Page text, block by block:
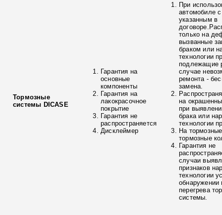
Тормозные
системы DICASE
Гарантия на
основные
компоненты
Гарантия на
лакокрасочное
покрытие
Гарантия не
распространяется
Дисклеймер
При
автомобиле
указанным в
только на
вызванные
браком или
технологии
подлежащие
случае
ремонта -
замена.
на
при
брака или
технологии
На
тормозные
Гарантия не
случаи
признаков
технологии
обнаружении
перегрева
системы.